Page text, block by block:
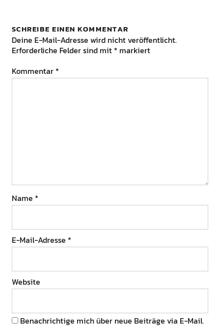
SCHREIBE EINEN KOMMENTAR
Deine E-Mail-Adresse wird nicht veröffentlicht.
Erforderliche Felder sind mit * markiert
Kommentar *
Name *
E-Mail-Adresse *
Website
Benachrichtige mich über neue Beiträge via E-Mail.